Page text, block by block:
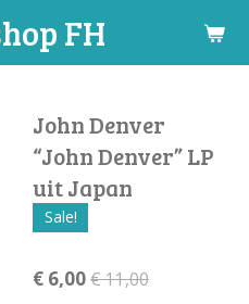
FH
John Denver
“John Denver” LP
uit Japan
Sale!
€ 6,00€ 11,00